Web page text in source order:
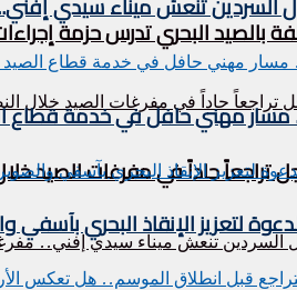
بالصيد البحري تدرس حزمة
مفرغات الصيد خلال النصف الأول من 2026.. مؤشرات
مهني حافل في خدمة قطاع
لتعزيز الإنقاذ البحري بآسفي